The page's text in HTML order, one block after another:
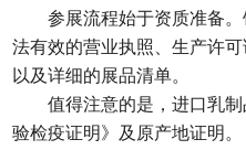
参展流程始于资质准备
法有效的营业执照、生产许
以及详细的展品清单。
值得注意的是，进口乳
验检疫证明》及原产地证明。